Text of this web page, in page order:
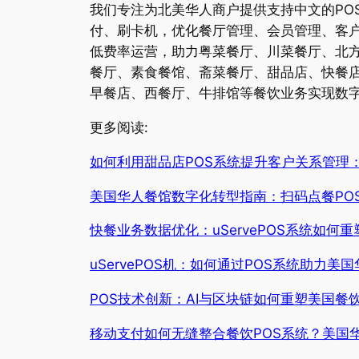
我们专注为北美华人商户提供支持中文的
付、刷卡机，优化餐厅管理、会员管理、客
低费率运营，助力粤菜餐厅、川菜餐厅、北
餐厅、素食餐馆、斋菜餐厅、甜品店、快餐
早餐店、西餐厅、牛排馆等餐饮业务实现数
更多阅读:
如何利用甜品店POS系统提升客户关系管理
美国华人餐馆数字化转型指南：扫码点餐
快餐业务数据优化：uServePOS系统如何重
uServePOS机：如何通过POS系统助力美
POS技术创新：AI与区块链如何重塑美国餐
移动支付如何无缝整合餐饮POS系统？美国